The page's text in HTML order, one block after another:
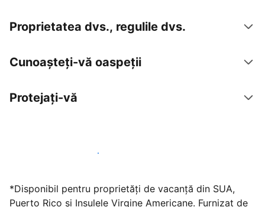
Proprietatea dvs., regulile dvs.
Cunoașteți-vă oaspeții
Protejați-vă
Găzduiți oaspeți cu noi chiar astăzi
*Disponibil pentru proprietăți de vacanță din SUA,
Puerto Rico și Insulele Virgine Americane. Furnizat de